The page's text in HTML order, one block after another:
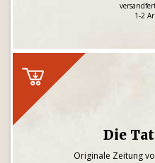
1-2
Die
Originale Zeitung